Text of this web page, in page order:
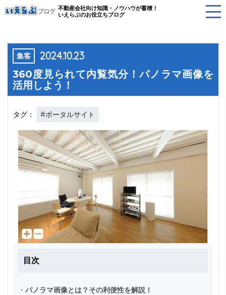
不動産会社向け知識・ノウハウが蓄積！
いえらぶのお役立ちブログ
集客 2024.10.23
360度見られて内覧気分！パノラマ画像を
活用しよう！
タグ： #ポータルサイト
目次
・ パノラマ画像とは？その利便性を解説！